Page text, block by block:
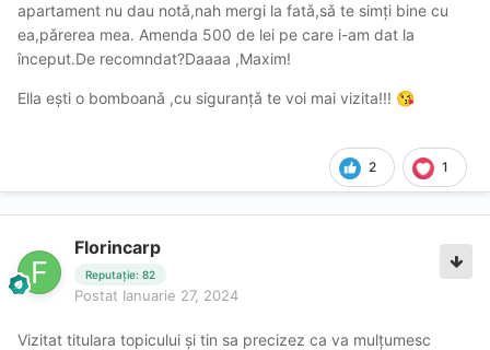
apartament nu dau notǎ,nah mergi la fatǎ,sǎ te simți bine cu
ea,pǎrerea mea. Amenda 500 de lei pe care i-am dat la
început.De recomndat?Daaaa ,Maxim!
Ella eşti o bomboanǎ ,cu siguranțǎ te voi mai vizita!!! 😘
2 1
Florincarp
Reputație: 82
Postat Ianuarie 27, 2024
Vizitat titulara topicului și tin sa precizez ca va mulțumesc